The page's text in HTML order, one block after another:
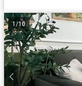
1/10